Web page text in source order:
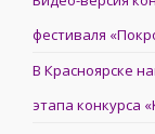
фестиваля
В Красноярске
этапа конкурса